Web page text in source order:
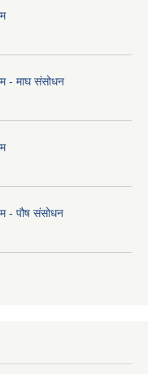
- माघ संसोधन
- पौष संसोधन